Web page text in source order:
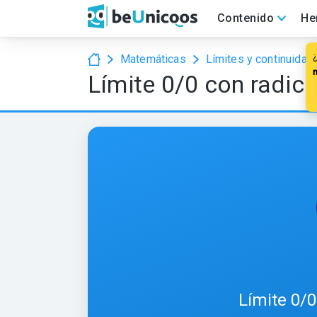
Contenido
Matemáticas Límites y continuidad
Límite 0/0 con
Límite 0/